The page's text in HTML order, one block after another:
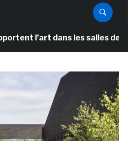
dans les salles de classe